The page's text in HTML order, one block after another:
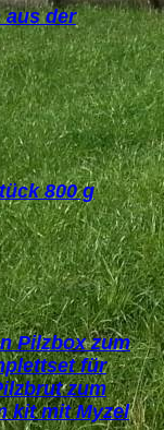
aus der
800 g
Pilzbox zum
für
zum
kit mit Myzel